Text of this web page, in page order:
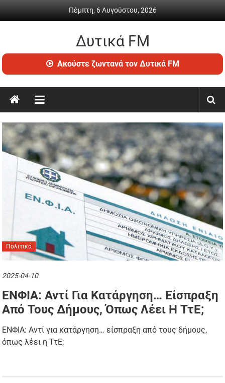
Πέμπτη, 6 Αυγούστου, 2026
Δυτικά FM
Ραδιόφωνο
•
ενημέρωση
Ακούστε ζωντανά τον Δυτικά FM
Πολιτικά
2025-04-10
ΕΝΦΙΑ: Αντί Για Κατάργηση… Είσπραξη
Από Τους Δήμους, Όπως Λέει Η ΤτΕ;
ΕΝΦΙΑ: Αντί για κατάργηση… είσπραξη από τους δήμους,
όπως λέει η ΤτΕ;